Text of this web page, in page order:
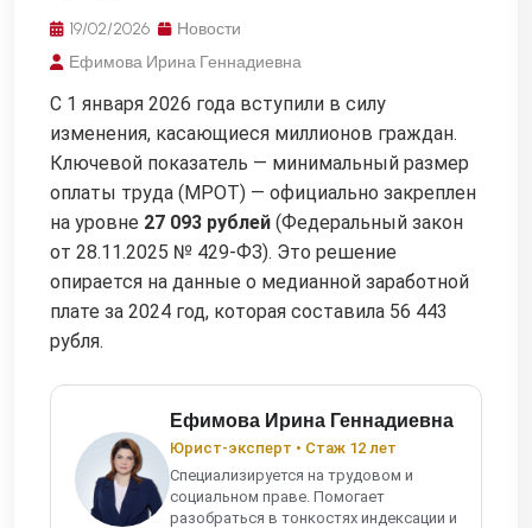
19/02/2026
Новости
Ефимова Ирина Геннадиевна
С 1 января 2026 года вступили в силу
изменения, касающиеся миллионов граждан.
Ключевой показатель — минимальный размер
оплаты труда (МРОТ) — официально закреплен
на уровне 27 093 рублей (Федеральный закон
от 28.11.2025 № 429-ФЗ). Это решение
опирается на данные о медианной заработной
плате за 2024 год, которая составила 56 443
рубля.
Ефимова Ирина Геннадиевна
Юрист-эксперт • Стаж 12 лет
Специализируется на трудовом и
социальном праве. Помогает
разобраться в тонкостях индексации и